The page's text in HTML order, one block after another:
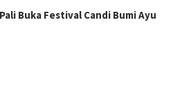
Buka Festival Candi Bumi Ayu